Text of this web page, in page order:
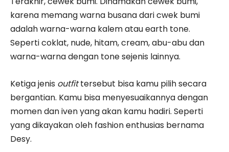
karena memang warna busana dari cwek bumi
adalah warna-warna kalem atau earth tone.
Seperti coklat, nude, hitam, cream, abu-abu dan
warna-warna dengan tone sejenis lainnya.
Ketiga jenis outfittersebut bisa kamu pilih secara
bergantian. Kamu bisa menyesuaikannya dengan
momen dan iven yang akan kamu hadiri. Seperti
yang dikayakan oleh fashion enthusias bernama
Desy.